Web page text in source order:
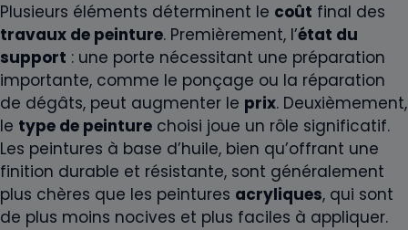
Plusieurs éléments déterminent le coût final des
travaux de peinture. Premièrement, l’état du
support : une porte nécessitant une préparation
importante, comme le ponçage ou la réparation
de dégâts, peut augmenter le prix. Deuxièmement,
le type de peinture choisi joue un rôle significatif.
Les peintures à base d’huile, bien qu’offrant une
finition durable et résistante, sont généralement
plus chères que les peintures acryliques, qui sont
de plus moins nocives et plus faciles à appliquer.